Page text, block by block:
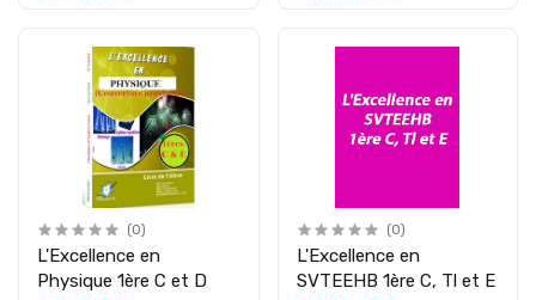
(0)
L'Excellence en
Physique 1ère C et D
(0)
L'Excellence en
SVTEEHB 1ère C, Tl et E